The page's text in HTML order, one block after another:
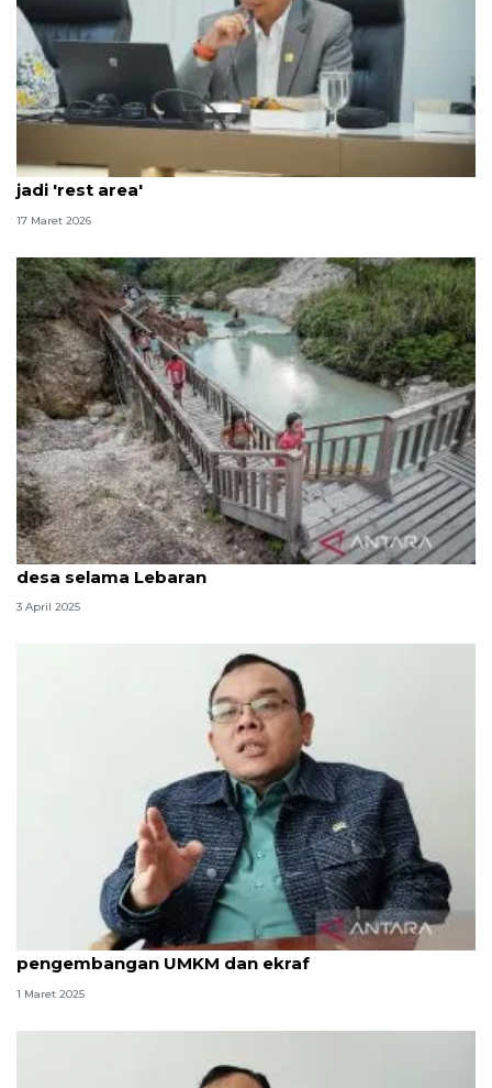
Anggota DPR minta pemda maksimalkan masjid
jadi 'rest area'
17 Maret 2026
Komisi VII DPR minta pemda optimalkan pariwisata
desa selama Lebaran
3 April 2025
Komisi VII DPR sebut Ramadhan bulan
pengembangan UMKM dan ekraf
1 Maret 2025